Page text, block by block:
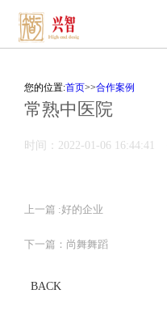
您的位置:首页>>合作案例
常熟中医院
时间：2022-01-06 16:44:41
上一篇 :好的企业
下一篇： 尚舞舞蹈
BACK